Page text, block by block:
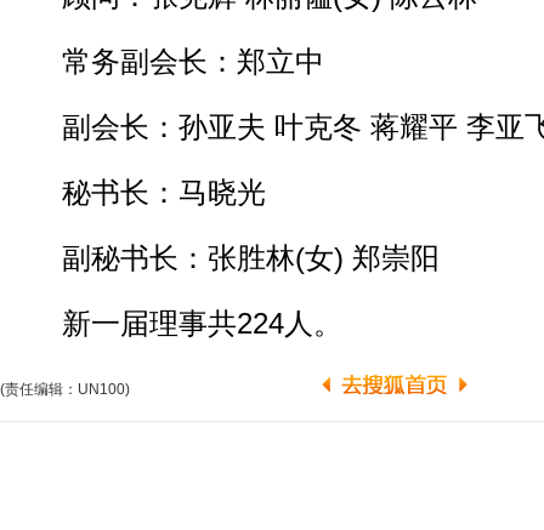
常务副会长：郑立中
副会长：孙亚夫 叶克冬 蒋耀平 李亚
秘书长：马晓光
副秘书长：张胜林(女) 郑崇阳
新一届理事共224人。
(责任编辑：UN100)